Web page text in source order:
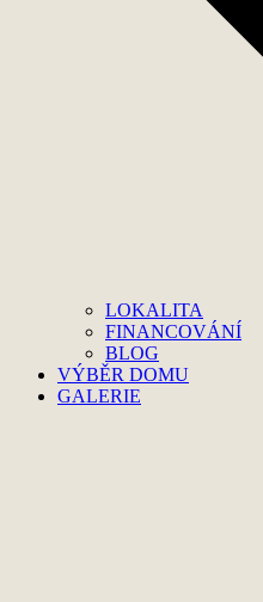
LOKALITA
FINANCOVÁNÍ
BLOG
VÝBĚR DOMU
GALERIE